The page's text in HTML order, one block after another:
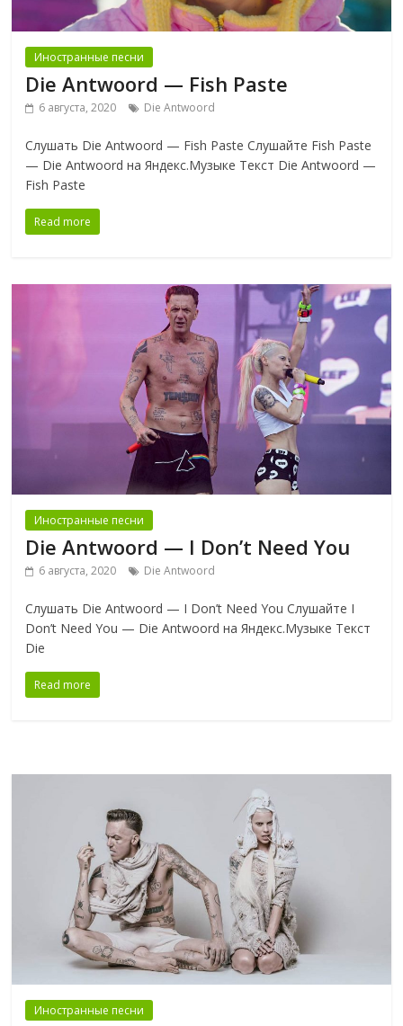
Иностранные песни
Die Antwoord — Fish Paste
6 августа, 2020 Die Antwoord
Слушать Die Antwoord — Fish Paste Слушайте Fish Paste
— Die Antwoord на Яндекс.Музыке Текст Die Antwoord —
Fish Paste
Read more
Иностранные песни
Die Antwoord — I Don’t Need You
6 августа, 2020 Die Antwoord
Слушать Die Antwoord — I Don’t Need You Слушайте I
Don’t Need You — Die Antwoord на Яндекс.Музыке Текст
Die
Read more
Иностранные песни